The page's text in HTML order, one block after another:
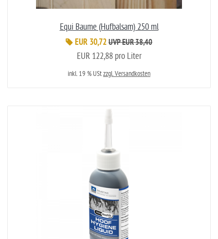
Equi Baume (Hufbalsam) 250 ml
EUR 30,72 UVP EUR 38,40
EUR 122,88 pro Liter
inkl. 19 % UStzzgl. Versandkosten